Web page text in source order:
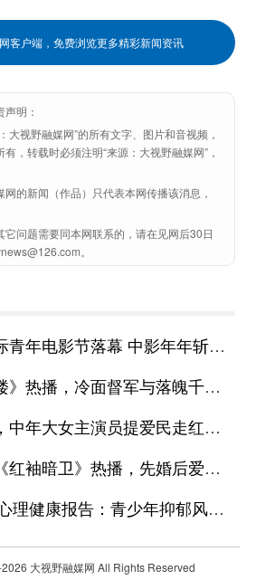
客户端，免费浏览更多精彩新闻资讯
明：
大视野融媒网”的所有文字、图片和音视频，
，转载时必须注明“来源：大视野融媒网”，
的新闻（作品）只代表本网传播该消息，
问题需要同本网联系的，请在见网后30日
。
年电影节落幕 中影年年斩获颇丰
，冷面督军与落魄千金谱写民国传奇
大女主演员提爱民走红短剧市场
卫》热播，先婚后爱诠释别样浪漫
康报告：青少年抑郁风险高于成年
2026 大视野融媒网 All Rights Reserved